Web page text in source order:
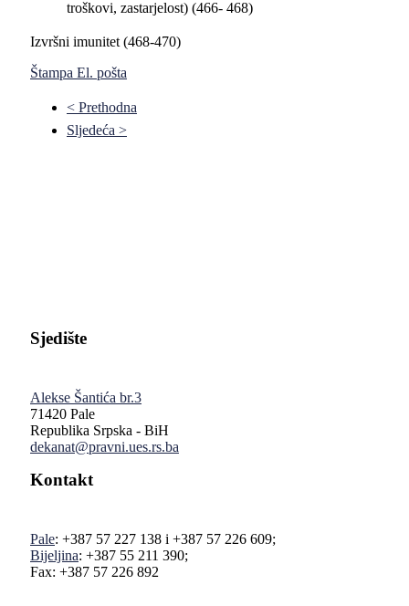
troškovi, zastarjelost) (466- 468)
Izvršni imunitet (468-470)
Štampa El. pošta
< Prethodna
Sljedeća >
Sjedište
Alekse Šantića br.3
71420 Pale
Republika Srpska - BiH
dekanat@pravni.ues.rs.ba
Kontakt
Pale: +387 57 227 138 i +387 57 226 609;
Bijeljina: +387 55 211 390;
Fax: +387 57 226 892